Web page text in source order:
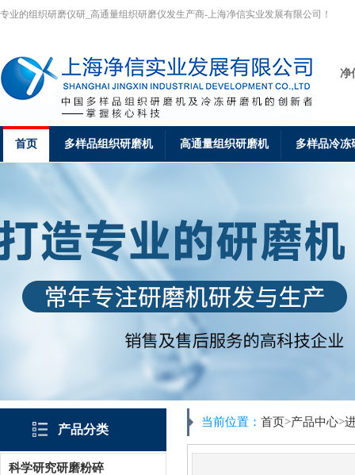
专业的组织研磨仪研_高通量组织研磨仪发生产商-上海净信实业发展有限公司！
净
首页 多样品组织研磨机 高通量组织研磨机 多样品冷冻
产品分类
科学研究研磨粉碎
当前位置： 首页>产品中心>